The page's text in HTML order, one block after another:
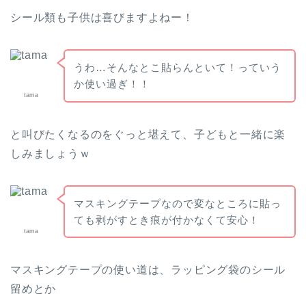
シール類も子供は喜びますよねー！
tama
うわ…そんなとこ貼らんといて！っていう
か使い過ぎ！！
と叫びたくなるのをぐっと堪えて、子どもと一緒に楽
しみましょうｗ
tama
マスキングテープなので変なところに貼っ
ても剥がすとき痕が付かなくて安心！
マスキングテープの使い道は、ラッピング袋のシール
留めとか